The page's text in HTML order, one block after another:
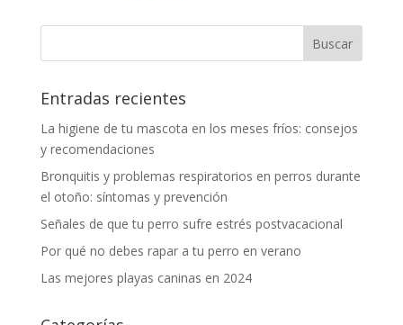
Entradas recientes
La higiene de tu mascota en los meses fríos: consejos
y recomendaciones
Bronquitis y problemas respiratorios en perros durante
el otoño: síntomas y prevención
Señales de que tu perro sufre estrés postvacacional
Por qué no debes rapar a tu perro en verano
Las mejores playas caninas en 2024